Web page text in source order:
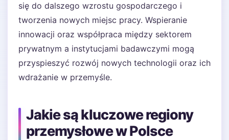
się do dalszego wzrostu gospodarczego i
tworzenia nowych miejsc pracy. Wspieranie
innowacji oraz współpraca między sektorem
prywatnym a instytucjami badawczymi mogą
przyspieszyć rozwój nowych technologii oraz ich
wdrażanie w przemyśle.
Jakie są kluczowe regiony
przemysłowe w Polsce